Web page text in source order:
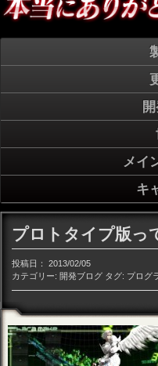
メイ
キ
プロトタイプ版っ
投稿日：
2013/02/05
カテゴリー: 開発ブログ タグ: プログ